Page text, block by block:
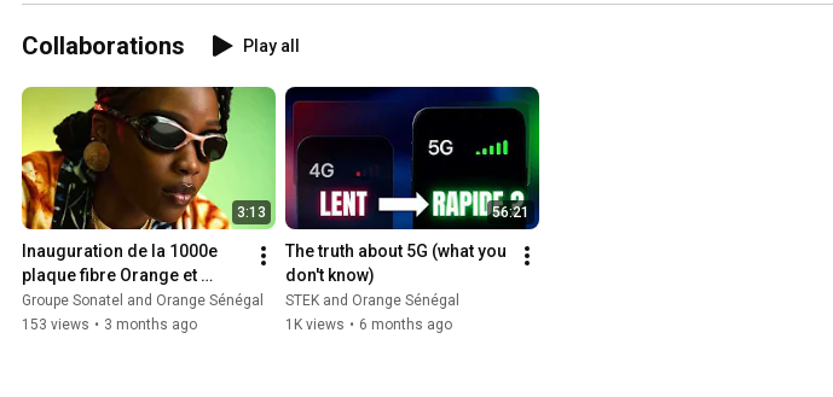
Collaborations Play all
3:13
Inauguration de la 1000e
plaque fibre Orange et
présentation de notre
Rapport RSE 2025
Groupe Sonatel and Orange Sénégal
153 views • 3 months ago
56:21
The truth about 5G (what you
don't know)
STEK and Orange Sénégal
1K views • 6 months ago